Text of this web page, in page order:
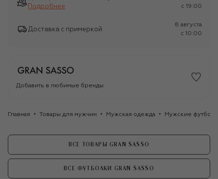
Подробнее
c 19:00
Доставка с примеркой
8 августа
c 10:00
Добавить в любимые бренды
Главная Товары для мужчин Мужская одежда Мужские
ВСЕ ТОВАРЫ GRAN SASSO
ВСЕ ФУТБОЛКИ GRAN SASSO